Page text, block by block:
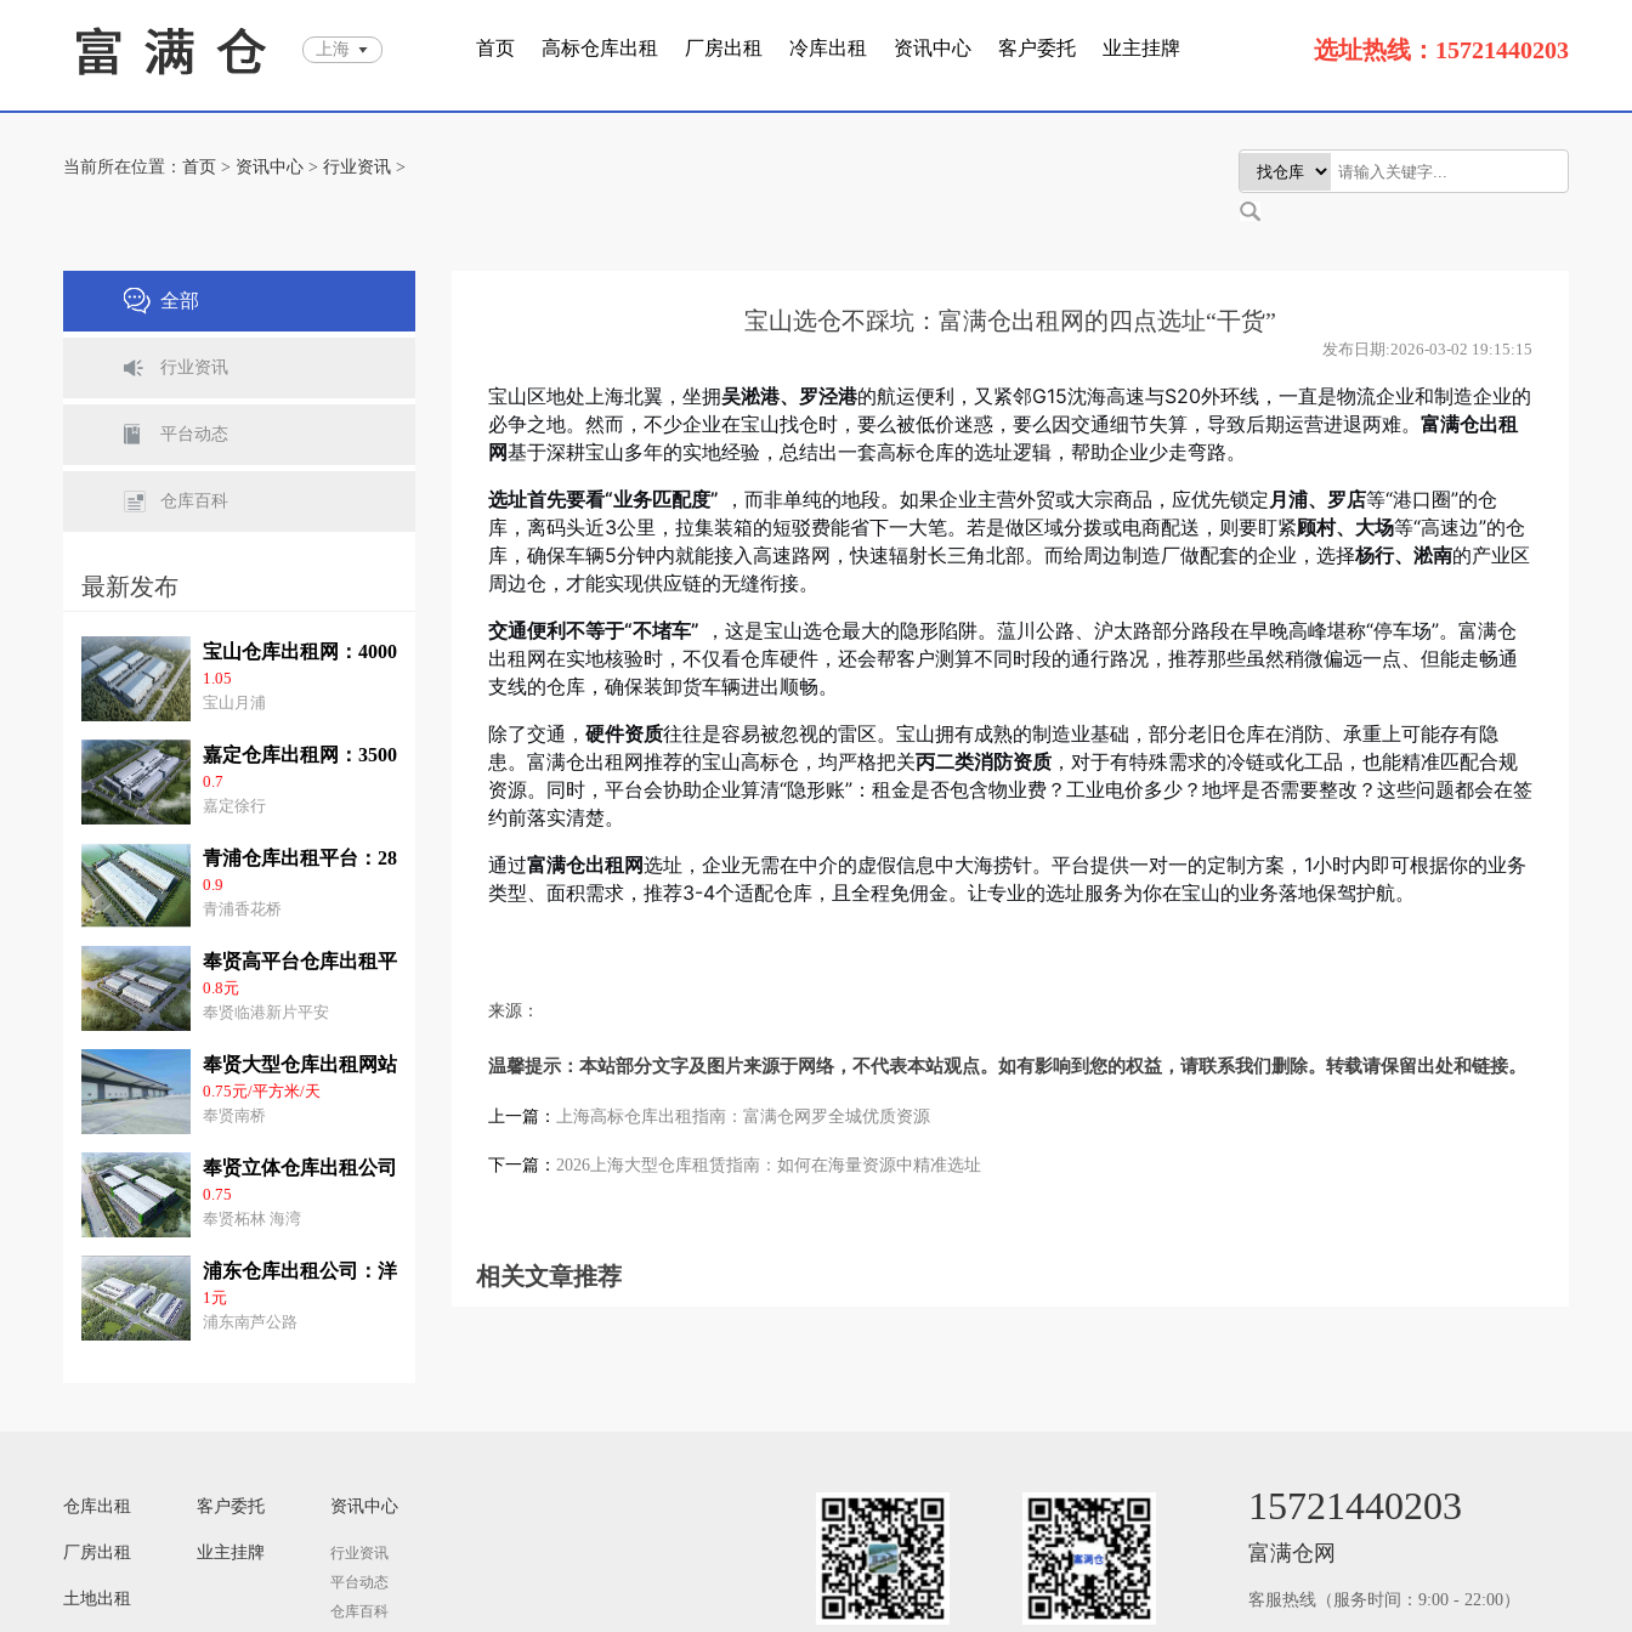
上海 首页 高标仓库出租 厂房出租 冷库出租 资讯中心 客户委托 业主挂牌 选址热线：15721440203
当前所在位置： 首页 > 资讯中心 > 行业资讯 >
全部
行业资讯
平台动态
仓库百科
最新发布
宝山仓库出租网：40000平方米高平台仓库出租高10米适合物流电商仓储配送
1.05
宝山月浦
嘉定仓库出租网：35000平方米高标仓库出租原业主无公摊
0.7
嘉定徐行
青浦仓库出租平台：28000平方米高平台仓库出租可搭建货架
0.9
青浦香花桥
奉贤高平台仓库出租平台：2千平方米-6.3万平方米原业主丙二类无公摊
0.8元
奉贤临港新片平安
奉贤大型仓库出租网站：3千-2.8平方米高10.5米可搭建货架无公摊无税收
0.75元/平方米/天
奉贤南桥
奉贤立体仓库出租公司：3千平-3.6万平方价格实惠原业主利用率高
0.75
奉贤柘林 海湾
浦东仓库出租公司：洋山港31000平方米高10米原业主适合物流仓储
1元
浦东南芦公路
宝山选仓不踩坑：富满仓出租网的四点选址“干货”
发布日期:2026-03-02 19:15:15
宝山区地处上海北翼，坐拥吴淞港、罗泾港的航运便利，又紧邻G15沈海高速与S20外环线，一直是物流企业和制造企业的
必争之地。然而，不少企业在宝山找仓时，要么被低价迷惑，要么因交通细节失算，导致后期运营进退两难。 富满仓出租
网基于深耕宝山多年的实地经验，总结出一套高标仓库的选址逻辑，帮助企业少走弯路。
选址首先要看“业务匹配度” ，而非单纯的地段。如果企业主营外贸或大宗商品，应优先锁定月浦、罗店等“港口圈”的仓
库，离码头近3公里，拉集装箱的短驳费能省下一大笔。若是做区域分拨或电商配送，则要盯紧顾村、大场等“高速边”的仓
库，确保车辆5分钟内就能接入高速路网，快速辐射长三角北部。而给周边制造厂做配套的企业，选择杨行、淞南的产业区
周边仓，才能实现供应链的无缝衔接。
交通便利不等于“不堵车” ，这是宝山选仓最大的隐形陷阱。蕰川公路、沪太路部分路段在早晚高峰堪称“停车场”。富满仓
出租网在实地核验时，不仅看仓库硬件，还会帮客户测算不同时段的通行路况，推荐那些虽然稍微偏远一点、但能走畅通
支线的仓库，确保装卸货车辆进出顺畅。
除了交通， 硬件资质往往是容易被忽视的雷区。宝山拥有成熟的制造业基础，部分老旧仓库在消防、承重上可能存有隐
患。富满仓出租网推荐的宝山高标仓，均严格把关丙二类消防资质 ，对于有特殊需求的冷链或化工品，也能精准匹配合规
资源。同时，平台会协助企业算清“隐形账”：租金是否包含物业费？工业电价多少？地坪是否需要整改？这些问题都会在签
约前落实清楚。
通过富满仓出租网选址，企业无需在中介的虚假信息中大海捞针。平台提供一对一的定制方案，1小时内即可根据你的业务
类型、面积需求，推荐3-4个适配仓库，且全程免佣金。让专业的选址服务为你在宝山的业务落地保驾护航。
来源：
温馨提示：本站部分文字及图片来源于网络，不代表本站观点。如有影响到您的权益，请联系我们删除。转载请保留出处和链接。
上一篇： 上海高标仓库出租指南：富满仓网罗全城优质资源
下一篇： 2026上海大型仓库租赁指南：如何在海量资源中精准选址
相关文章推荐
仓库出租
厂房出租
土地出租
客户委托
业主挂牌
资讯中心
行业资讯
平台动态
仓库百科
15721440203
富满仓网
客服热线（服务时间：9:00 - 22:00）